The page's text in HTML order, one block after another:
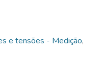
e tensões - Medição,